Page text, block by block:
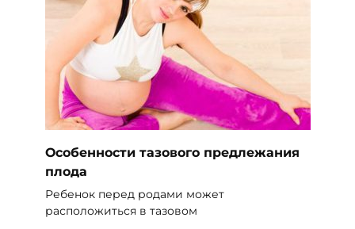
Особенности тазового предлежания
плода
Ребенок перед родами может
расположиться в тазовом